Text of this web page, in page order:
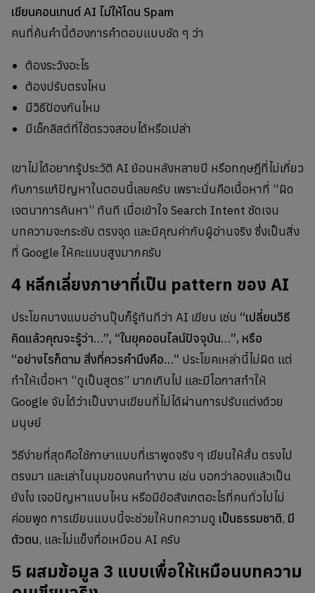
เขียนคอนเทนต์ AI ไม่ให้โดน Spam
คนที่ค้นคำนี้ต้องการคำตอบแบบชัด ๆ ว่า
ต้องระวังอะไร
ต้องปรับตรงไหน
มีวิธีป้องกันไหม
มีเช็กลิสต์ที่ใช้ตรวจสอบได้หรือเปล่า
เขาไม่ได้อยากรู้ประวัติ AI ย้อนหลังหลายปี หรือทฤษฎีที่ไม่เกี่ยว
กับการแก้ปัญหาในตอนนี้เลยครับ เพราะนั่นคือเนื้อหาที่ “ผิด
เจตนาการค้นหา” ทันที เมื่อเข้าใจ Search Intent ชัดเจน
บทความจะกระชับ ตรงจุด และมีคุณค่ากับผู้อ่านจริง ซึ่งเป็นสิ่ง
ที่ Google ให้คะแนนสูงมากครับ
4 หลีกเลี่ยงภาษาที่เป็น pattern ของ AI
ประโยคบางแบบอ่านปุ๊บก็รู้ทันทีว่า AI เขียน เช่น “เปลี่ยนวิธี
คิดแล้วคุณจะรู้ว่า…”, “ในยุคออนไลน์ปัจจุบัน…”, หรือ
“อย่างไรก็ตาม สิ่งที่ควรคำนึงคือ…” ประโยคเหล่านี้ไม่ผิด แต่
ทำให้เนื้อหา “ดูเป็นสูตร” มากเกินไป และมีโอกาสทำให้
Google จับได้ว่าเป็นงานเขียนที่ไม่ได้ผ่านการปรับแต่งด้วย
มนุษย์
วิธีง่ายที่สุดคือใช้ภาษาแบบที่เราพูดจริง ๆ เขียนให้สั้น ตรงไป
ตรงมา และเล่าในมุมของคนทำงาน เช่น บอกว่าลองแล้วเป็น
ยังไง เจอปัญหาแบบไหน หรือมีข้อสังเกตอะไรที่คนทั่วไปไม่
ค่อยพูด การเขียนแบบนี้จะช่วยให้บทความดู เป็นธรรมชาติ, มี
ตัวตน, และไม่แข็งทื่อเหมือน AI ครับ
5 ผสมข้อมูล 3 แบบเพื่อให้เหมือนบทความ